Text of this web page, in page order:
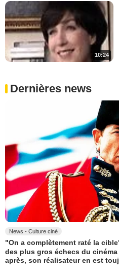
10:24
Dernières news
News - Culture ciné
"On a complètement raté la
des plus gros échecs du
après, son réalisateur en est